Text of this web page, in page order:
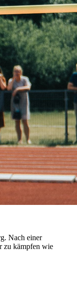
Nach einer
zu kämpfen wie